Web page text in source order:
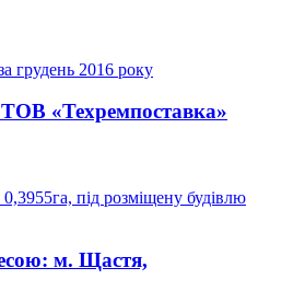
грудень 2016 року
ТОВ «Техремпоставка»
під розміщену будівлю
м. Щастя,